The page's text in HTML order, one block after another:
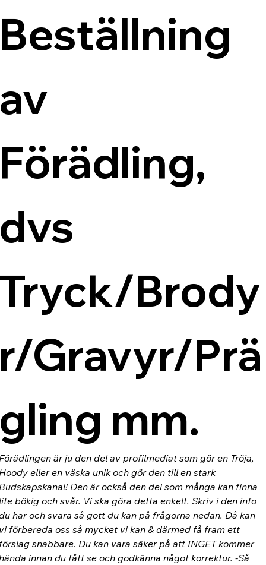
Brody
Gravyr/Prä
mm.
är ju den del av profilmediat som gör en Tröja,
eller en väska unik och gör den till en stark
Den är också den del som många kan finna
bökig och svår. Vi ska göra detta enkelt. Skriv i den info
har och svara så gott du kan på frågorna nedan. Då kan
förbereda oss så mycket vi kan & därmed få fram ett
snabbare. Du kan vara säker på att INGET kommer
innan du fått se och godkänna något korrektur. -Så